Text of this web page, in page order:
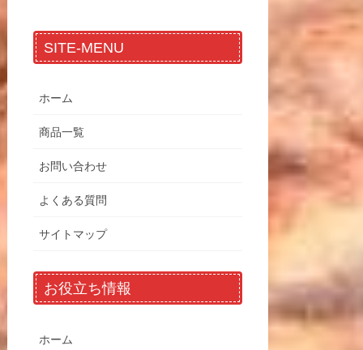
SITE-MENU
ホーム
商品一覧
お問い合わせ
よくある質問
サイトマップ
お役立ち情報
ホーム